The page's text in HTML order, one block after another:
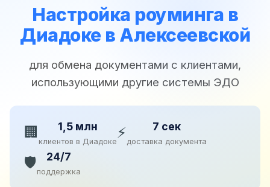
Настройка роуминга в
Диадоке в Алексеевской
для обмена документами с клиентами,
использующими другие системы ЭДО
🏢 1,5 млн
клиентов в Диадоке⚡ 7 сек
доставка документа
🛡️ 24/7
поддержка